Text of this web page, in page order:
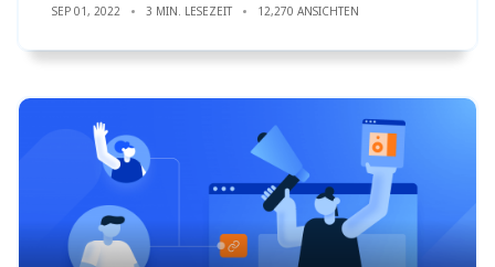
SEP 01, 2022 3 MIN. LESEZEIT 12,270 ANSICHTEN